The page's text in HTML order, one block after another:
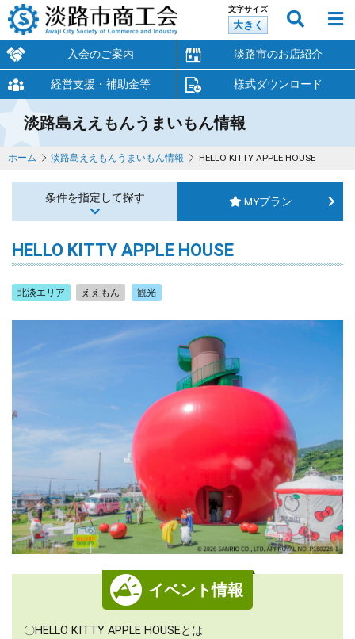
文字サイズ
大きく
入会のご案内 淡路市のお店紹介
経営支援・補助金等 様式ダウンロード
淡路島ええもんうまいもん情報
ホーム 淡路島ええもんうまいもん情報 HELLO KITTY APPLE HOUSE
条件を指定して探す MYプラン
HELLO KITTY APPLE HOUSE
北淡エリア ええもん 観光
イベント情報
〇HELLO KITTY APPLE HOUSEとは